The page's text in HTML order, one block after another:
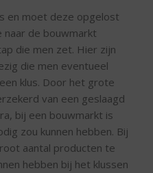
en moet deze opgelost
de bouwmarkt
die men zet. Hier zijn
die men eventueel
klus. Door het grote
van een geslaagd
bij een bouwmarkt is
zou kunnen hebben. Bij
aantal producten te
hebben bij het klussen